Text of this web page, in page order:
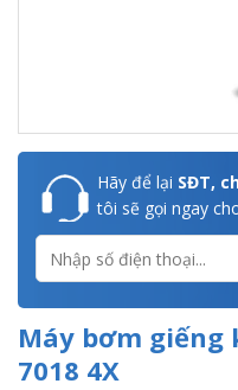
Hãy để lại SĐT,
tôi sẽ gọi ngay
Máy bơm giếng
7018 4X